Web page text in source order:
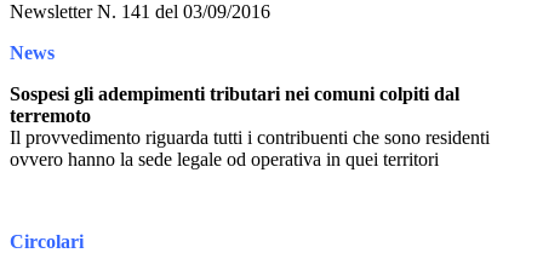
Newsletter N. 141 del 03/09/2016
News
Sospesi gli adempimenti tributari nei comuni colpiti dal
terremoto
Il provvedimento riguarda tutti i contribuenti che sono residenti
ovvero hanno la sede legale od operativa in quei territori
Circolari